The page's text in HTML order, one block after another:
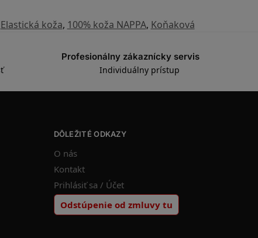
Elastická koža, 100% koža NAPPA, Koňaková
Profesionálny zákaznícky servis
Individuálny prístup
DÔLEŽITÉ ODKAZY
O nás
Kontakt
Prihlásiť sa / Účet
Odstúpenie od zmluvy tu